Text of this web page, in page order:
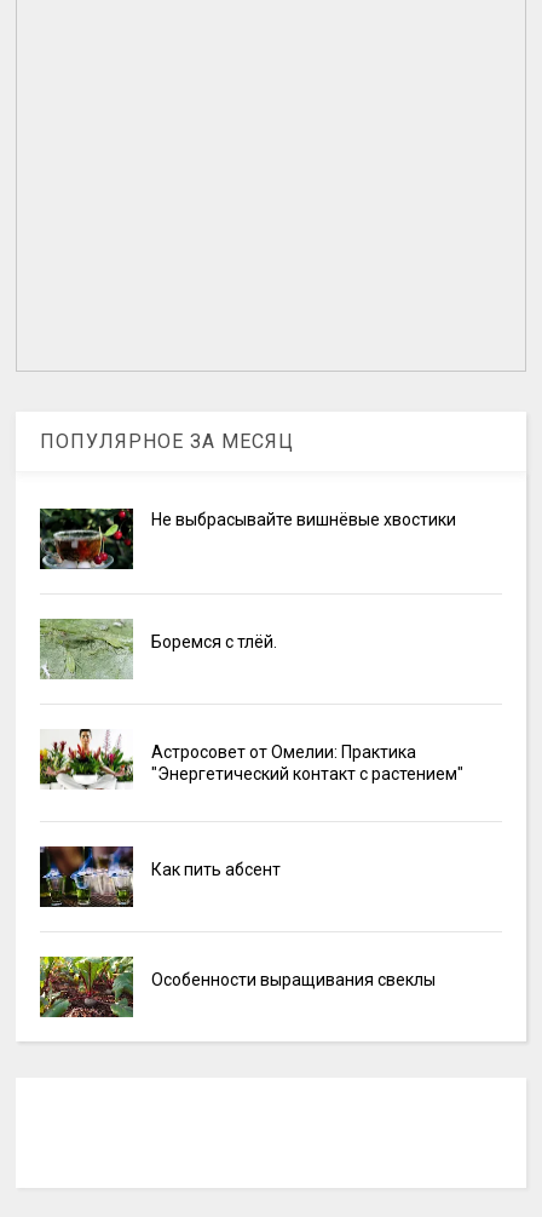
ПОПУЛЯРНОЕ ЗА МЕСЯЦ
Не выбрасывайте вишнёвые хвостики
Боремся с тлёй.
Астросовет от Омелии: Практика
"Энергетический контакт с растением"
Как пить абсент
Особенности выращивания свеклы